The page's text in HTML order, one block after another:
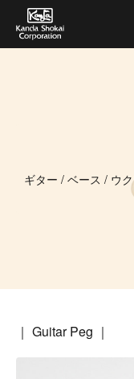
イ
ト
内
ギター / ベース / ウ
｜ Guitar Peg ｜